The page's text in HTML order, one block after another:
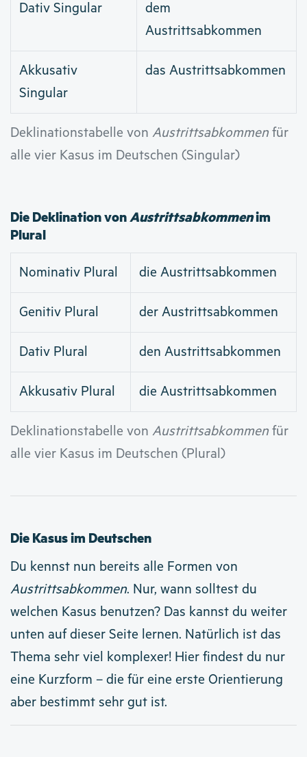
Deklinationstabelle von Austrittsabkommen für
alle vier Kasus im Deutschen (Singular)
Dativ Singular
dem
Austrittsabkommen
Akkusativ
Singular
das Austrittsabkommen
Die Deklination vonAustrittsabkommenim
Plural
Deklinationstabelle von Austrittsabkommen für
alle vier Kasus im Deutschen (Plural)
Nominativ Plural die Austrittsabkommen
Genitiv Plural der Austrittsabkommen
Dativ Plural den Austrittsabkommen
Akkusativ Plural die Austrittsabkommen
Die Kasus im Deutschen
Du kennst nun bereits alle Formen von
Austrittsabkommen. Nur, wann solltest du
welchen Kasus benutzen? Das kannst du weiter
unten auf dieser Seite lernen. Natürlich ist das
Thema sehr viel komplexer! Hier findest du nur
eine Kurzform – die für eine erste Orientierung
aber bestimmt sehr gut ist.